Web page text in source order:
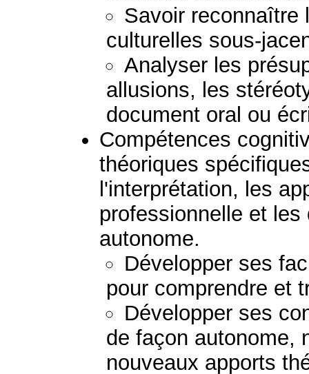
Savoir reconnaître
culturelles sous-
Analyser les
allusions, les
document oral ou
Compétences
théoriques
l'interprétation, les
professionnelle et
autonome.
Développer ses
pour comprendre et
Développer ses
de façon autonome,
nouveaux apports